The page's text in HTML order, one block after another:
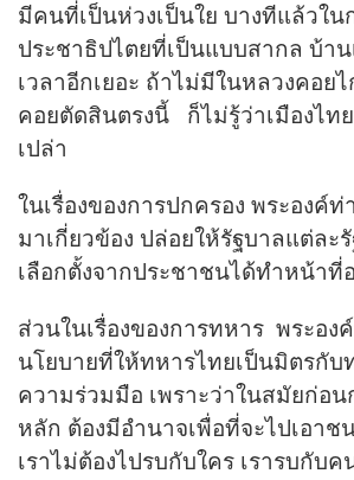
มีคนที่เป็นห่วงเป็นใย บางทีแล้วใน
ประชาธิปไตยที่เป็นแบบสากล บ้าน
เวลาอีกเยอะ ถ้าไม่มีในหลวงคอย
คอยตัดสินตรงนี้ ก็ไม่รู้ว่าเมืองไท
เปล่า
ในเรื่องของการปกครอง พระองค์ท่
มาเกี่ยวข้อง ปล่อยให้รัฐบาลแต่ละ
เลือกตั้งจากประชาชนได้ทำหน้าที่
ส่วนในเรื่องของการทหาร พระอง
นโยบายที่ให้ทหารไทยเป็นมิตรกับ
ความร่วมมือ เพราะว่าในสมัยก่อน
หลัก ต้องมีอำนาจเพื่อที่จะไปเอา
เราไม่ต้องไปรบกับใคร เรารบกับค